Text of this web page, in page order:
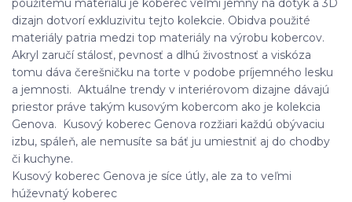
použitému materiálu je koberec veľmi jemný na dotyk a 3D
dizajn dotvorí exkluzivitu tejto kolekcie. Obidva použité
materiály patria medzi top materiály na výrobu kobercov.
Akryl zaručí stálosť, pevnosť a dlhú živostnosť a viskóza
tomu dáva čerešničku na torte v podobe príjemného lesku
a jemnosti. Aktuálne trendy v interiérovom dizajne dávajú
priestor práve takým kusovým kobercom ako je kolekcia
Genova. Kusový koberec Genova rozžiari každú obývaciu
izbu, spáleň, ale nemusíte sa báť ju umiestniť aj do chodby
či kuchyne.
Kusový koberec Genova je síce útly, ale za to veľmi
húževnatý koberec